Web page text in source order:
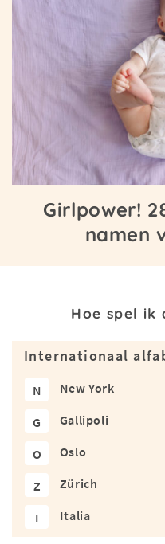
Girlpower!
namen
Hoe spel ik
Internationaal
N New York
G Gallipoli
O Oslo
Z Zürich
I Italia